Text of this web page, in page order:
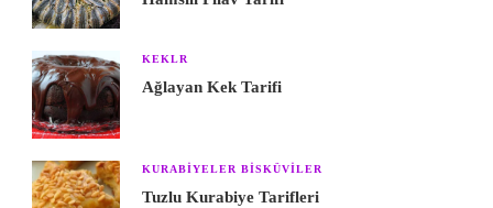
KEKLR
Ağlayan Kek Tarifi
KURABIYELER BISKÜVILER
Tuzlu Kurabiye Tarifleri